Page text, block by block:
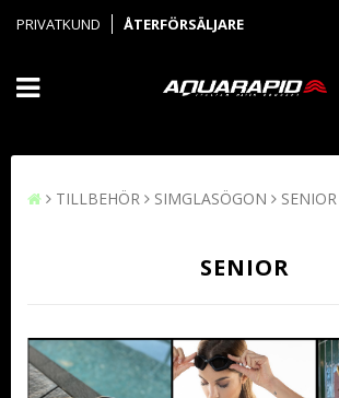
PRIVATKUND ÅTERFÖRSÄLJARE
TILLBEHÖR SIMGLASÖGON SENIOR
SENIOR